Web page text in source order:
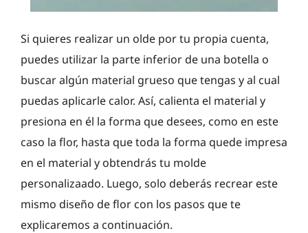
Si quieres realizar un olde por tu propia cuenta,
puedes utilizar la parte inferior de una botella o
buscar algún material grueso que tengas y al cual
puedas aplicarle calor. Así, calienta el material y
presiona en él la forma que desees, como en este
caso la flor, hasta que toda la forma quede impresa
en el material y obtendrás tu molde
personalizaado. Luego, solo deberás recrear este
mismo diseño de flor con los pasos que te
explicaremos a continuación.